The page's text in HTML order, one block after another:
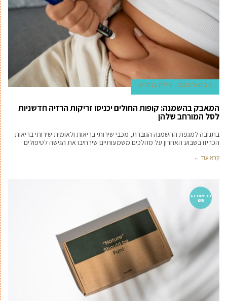
5 בינואר 2025 איילת בן הרוש
המאבק בהשמנה: קופות החולים יכניסו זריקות הרזיה חדשניות
לסל המורחב שלהן
בתגובה למגפת ההשמנה הגוברת, מכבי שירותי בריאות ולאומית שירותי בריאות
הכריזו בשבוע האחרון על מהלכים משמעותיים שירחיבו את הגישה לטיפולים
קרא עוד ←
בריאות הנ
פש